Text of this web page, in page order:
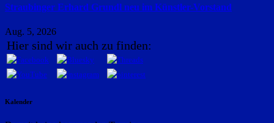
Straubinger Erhard Grundl neu im Künstler-Vorstand
Aug. 5, 2026
Hier sind wir auch zu finden:
Kalender